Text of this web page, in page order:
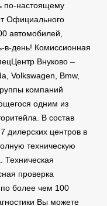
по-настоящему
Официального
автомобилей,
в-день! Комиссионная
Внуково –
Volkswagen, Bmw,
компаний
одним из
В состав
дилерских центров в
техническую
Техническая
проверка
более чем 100
Вы можете